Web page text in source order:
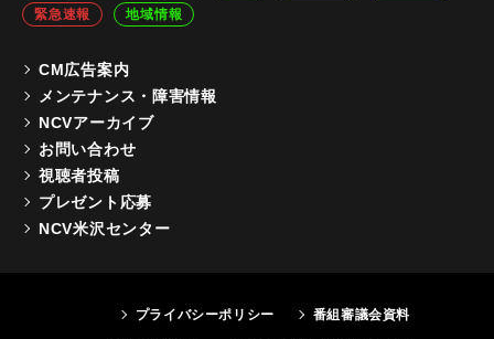
緊急速報
地域情報
CM広告案内
メンテナンス・障害情報
NCVアーカイブ
お問い合わせ
視聴者投稿
プレゼント応募
NCV米沢センター
プライバシーポリシー 番組審議会資料